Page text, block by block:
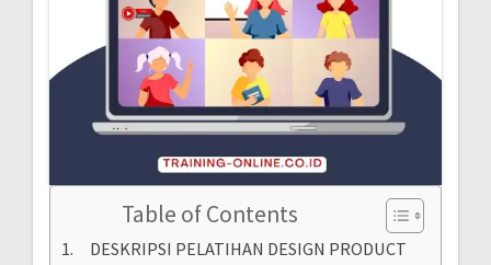
Table of Contents
DESKRIPSI PELATIHAN DESIGN PRODUCT